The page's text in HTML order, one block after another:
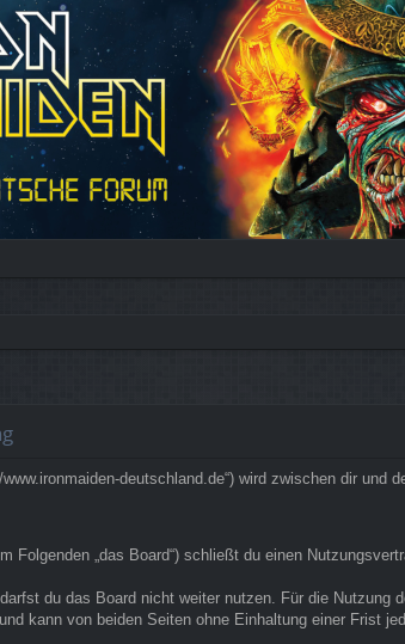
deutschland.de“) wird zwischen dir und
Folgenden „das Board“) schließt du einen
du das Board nicht weiter nutzen. Für die Nutzung
kann von beiden Seiten ohne Einhaltung einer Frist